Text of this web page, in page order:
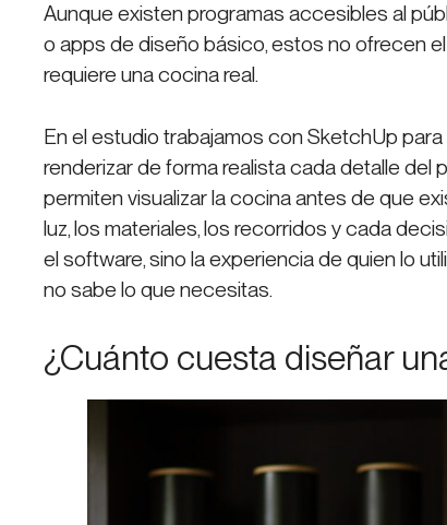
Aunque existen programas accesibles al
o apps de diseño básico, estos no ofrecen
requiere una cocina real.
En el estudio trabajamos con SketchUp
renderizar de forma realista cada detalle del
permiten visualizar la cocina antes de que
luz, los materiales, los recorridos y cada
el software, sino la experiencia de quien lo
no sabe lo que necesitas.
¿Cuánto cuesta diseñar